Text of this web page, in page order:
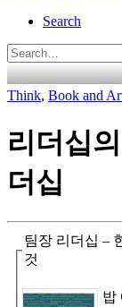
Search
Think, Book and
리더십
더십
팀장 리더십 –
것
밥